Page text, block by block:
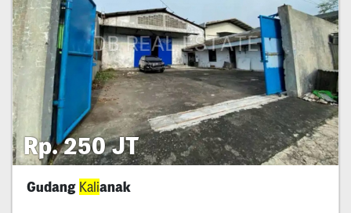
Rp. 250 JT
Gudang Kalianak